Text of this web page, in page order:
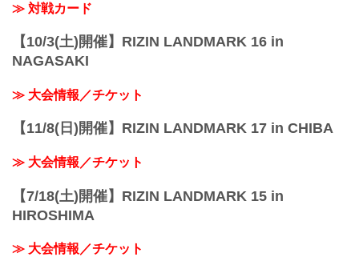
≫ 対戦カード
【10/3(土)開催】RIZIN LANDMARK 16 in
NAGASAKI
≫ 大会情報／チケット
【11/8(日)開催】RIZIN LANDMARK 17 in CHIBA
≫ 大会情報／チケット
【7/18(土)開催】RIZIN LANDMARK 15 in
HIROSHIMA
≫ 大会情報／チケット